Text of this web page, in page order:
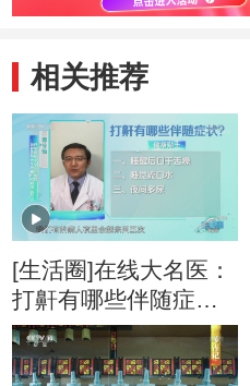
相关推荐
[生活圈]在线大名医：
打鼾有哪些伴随症
状？